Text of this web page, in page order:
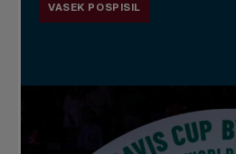
VASEK POSPISIL